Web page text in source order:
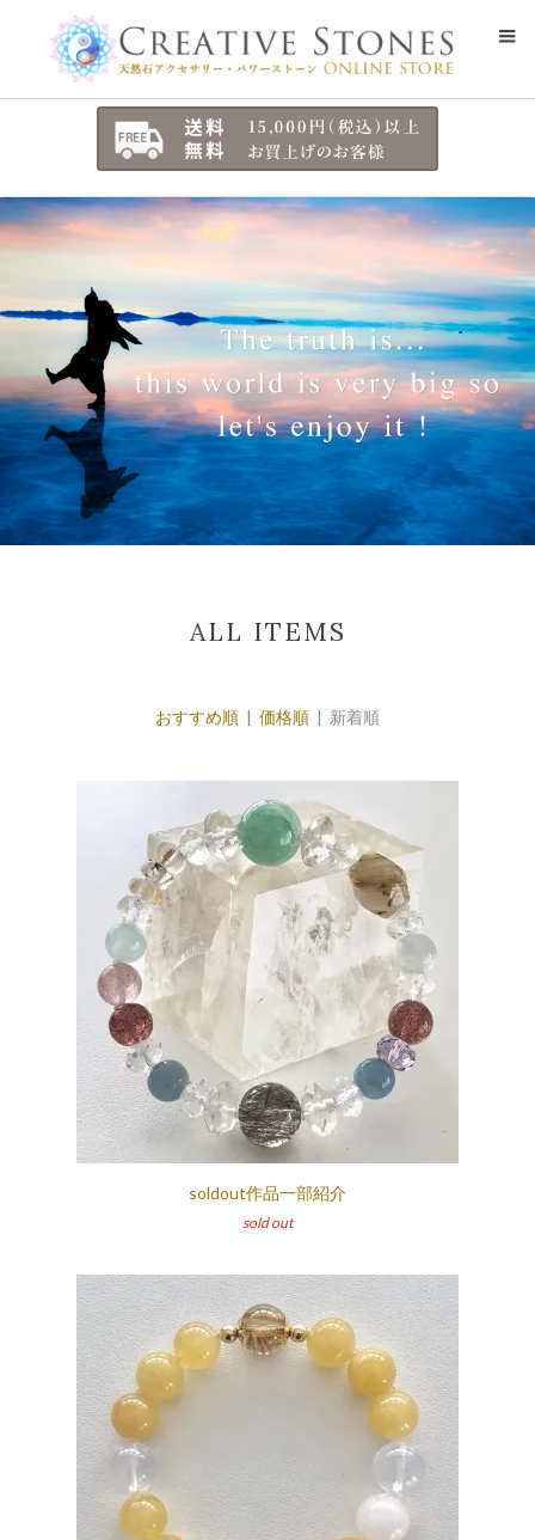
ALL ITEMS
おすすめ順 | 価格順 | 新着順
soldout作品一部紹介
sold out